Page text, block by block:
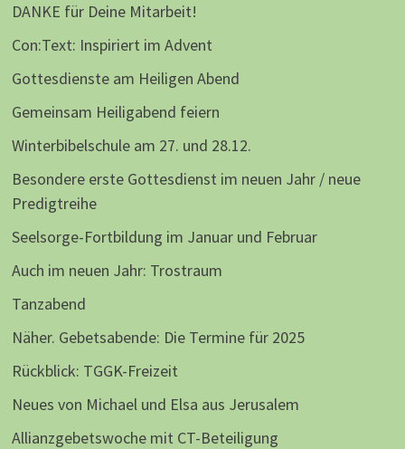
DANKE für Deine Mitarbeit!
Con:Text: Inspiriert im Advent
Gottesdienste am Heiligen Abend
Gemeinsam Heiligabend feiern
Winterbibelschule am 27. und 28.12.
Besondere erste Gottesdienst im neuen Jahr / neue
Predigtreihe
Seelsorge-Fortbildung im Januar und Februar
Auch im neuen Jahr: Trostraum
Tanzabend
Näher. Gebetsabende: Die Termine für 2025
Rückblick: TGGK-Freizeit
Neues von Michael und Elsa aus Jerusalem
Allianzgebetswoche mit CT-Beteiligung